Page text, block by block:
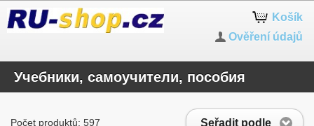
Košík
Ověření údajů
Учебники, самоучители, пособия
Seřadit podle
Počet produktů: 597